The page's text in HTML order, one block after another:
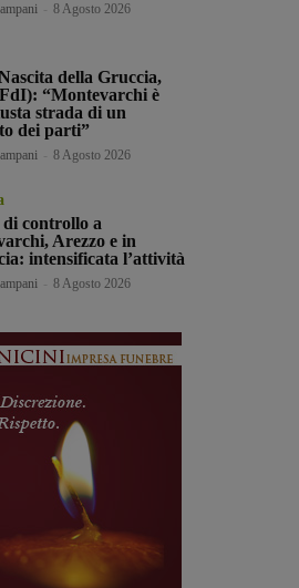
8 Agosto 2026
della Gruccia,
“Montevarchi è
strada di un
dei parti”
8 Agosto 2026
di controllo a
Arezzo e in
intensificata l’attività
8 Agosto 2026